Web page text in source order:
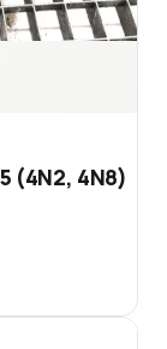
(4N2, 4N8)